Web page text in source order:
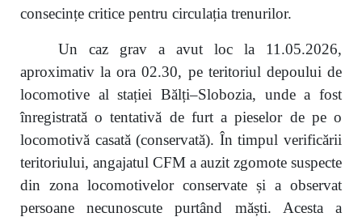
consecințe critice pentru circulația trenurilor.
Un caz grav a avut loc la 11.05.2026,
aproximativ la ora 02.30, pe teritoriul depoului de
locomotive al stației Bălți–Slobozia, unde a fost
înregistrată o tentativă de furt a pieselor de pe o
locomotivă casată (conservată). În timpul verificării
teritoriului, angajatul CFM a auzit zgomote suspecte
din zona locomotivelor conservate și a observat
persoane necunoscute purtând măști. Acesta a